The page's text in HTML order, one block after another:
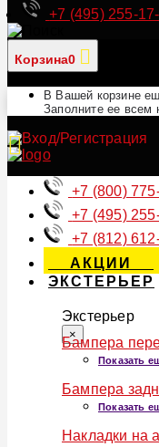
+7 (495) 255-
Корзина0
В Вашей корзине
Заполните ее всем
+7 (800)
+7 (495)
+7 (812)
АКЦИИ
ЭКСТЕРЬЕР
Экстерьер
×
Бампера
Показать
Бампера
Показать
Накладки на